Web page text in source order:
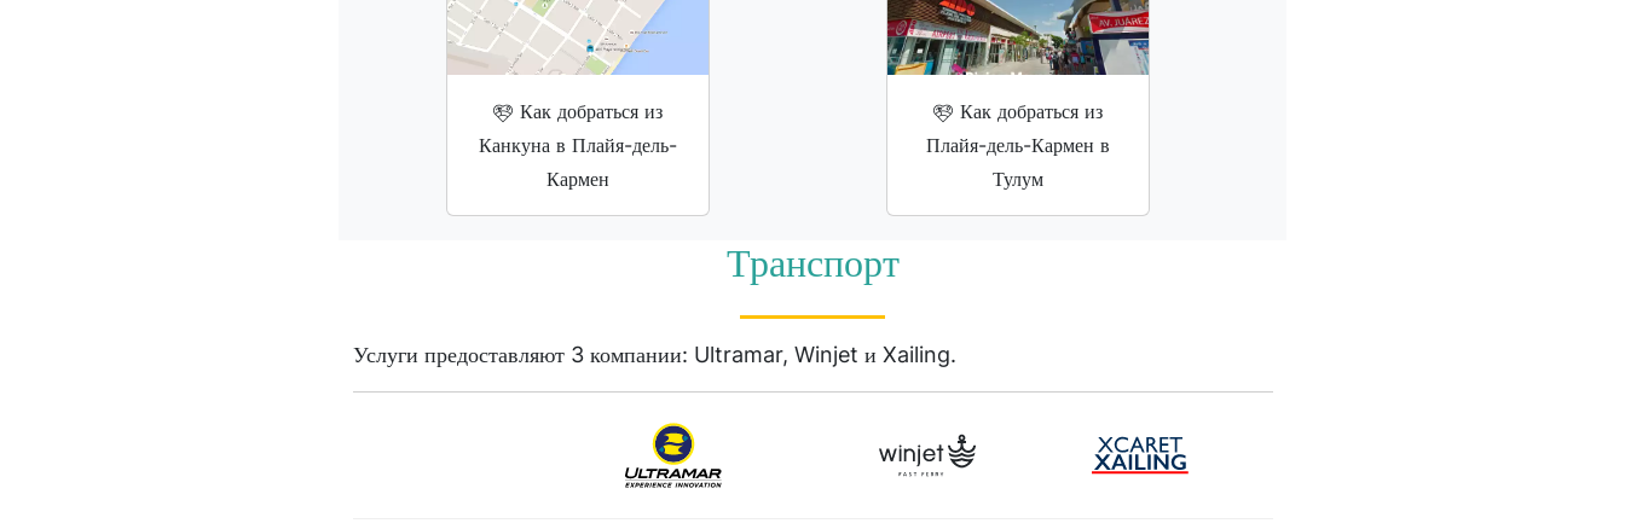
Как добраться из
Канкуна в Плайя-дель-
Кармен
Как добраться из
Плайя-дель-Кармен в
Тулум
Транспорт
Услуги предоставляют 3 компании: Ultramar, Winjet и Xailing.